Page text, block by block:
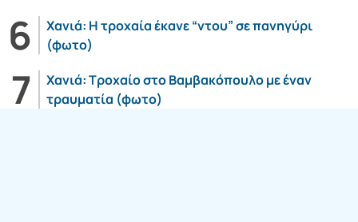
Χανιά: Η τροχαία έκανε “ντου” σε πανηγύρι
(φωτο)
Χανιά: Τροχαίο στο Βαμβακόπουλο με έναν
τραυματία (φωτο)